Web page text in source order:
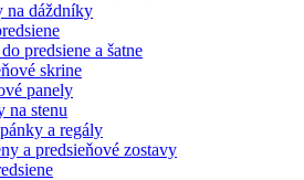
na dáždníky
predsiene a šatne
skrine
panely
na stenu
a regály
a predsieňové zostavy